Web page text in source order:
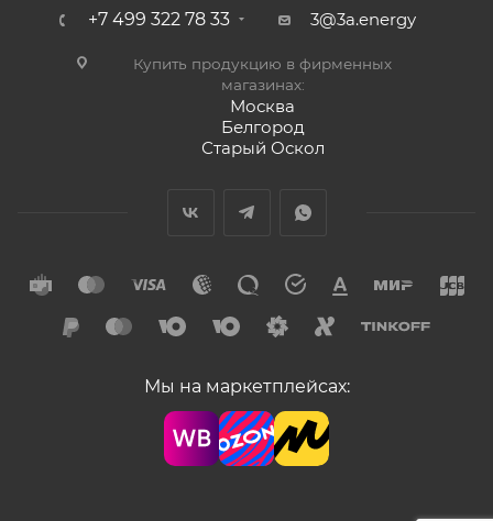
+7 499 322 78 33 3@3a.energy
Купить продукцию в фирменных
магазинах:
Москва
Белгород
Старый Оскол
Мы на маркетплейсах: